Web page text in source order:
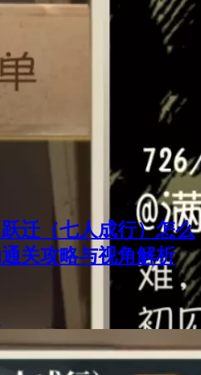
跃迁（七人成行）怎么
关攻略与视角解析